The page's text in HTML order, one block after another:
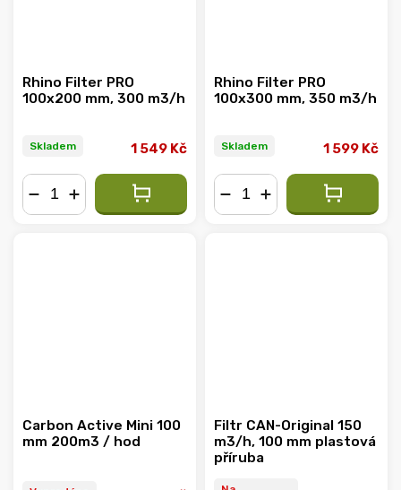
Rhino Filter PRO
100x200 mm, 300 m3/h
Skladem 1 549 Kč
Rhino Filter PRO
100x300 mm, 350 m3/h
Skladem 1 599 Kč
Carbon Active Mini 100
mm 200m3 / hod
Filtr CAN-Original 150
m3/h, 100 mm plastová
příruba